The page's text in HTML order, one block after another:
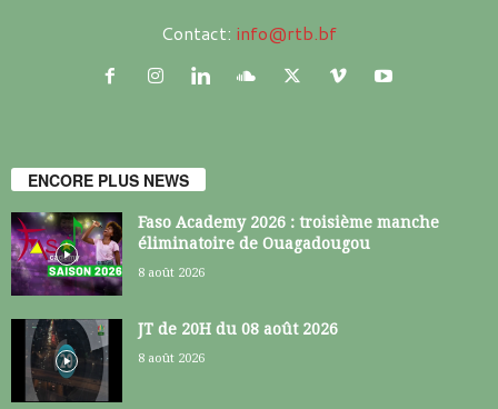
Contact: info@rtb.bf
ENCORE PLUS NEWS
Faso Academy 2026 : troisième manche
éliminatoire de Ouagadougou
8 août 2026
JT de 20H du 08 août 2026
8 août 2026